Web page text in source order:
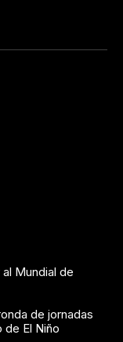
Mundial de
de jornadas
de El Niño